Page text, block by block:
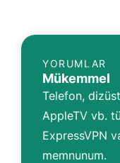
YORUMLAR
Mükemmel
Telefon,
AppleTV vb.
ExpressVPN
memnunum.